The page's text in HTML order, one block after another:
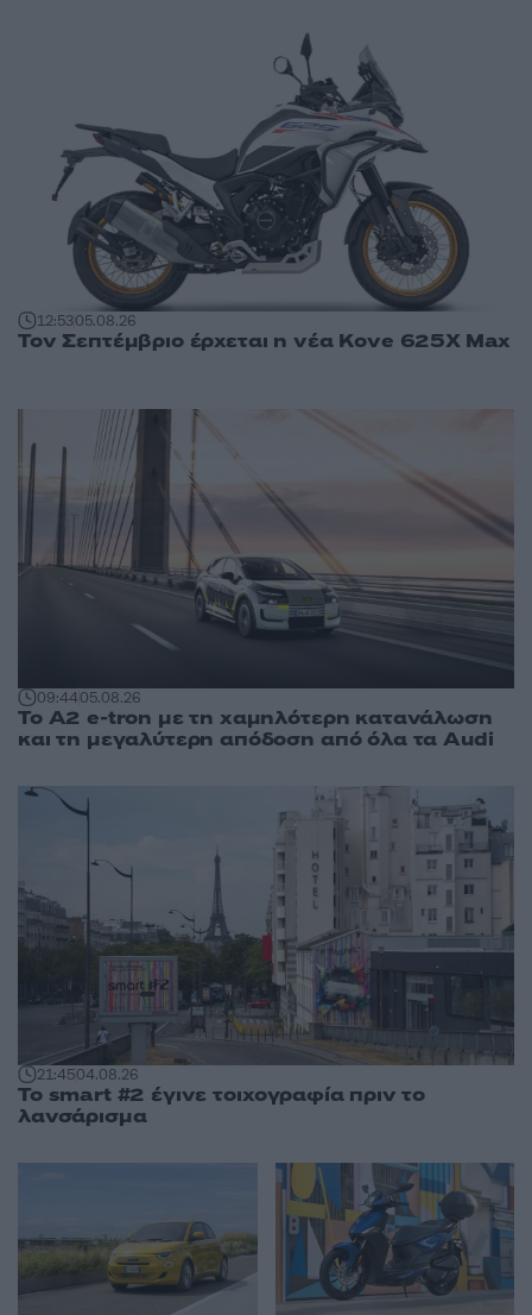
12:5305.08.26
Τον Σεπτέμβριο έρχεται η νέα Kove 625X Max
09:4405.08.26
Το A2 e-tron με τη χαμηλότερη κατανάλωση
και τη μεγαλύτερη απόδοση από όλα τα Audi
21:4504.08.26
Το smart #2 έγινε τοιχογραφία πριν το
λανσάρισμα